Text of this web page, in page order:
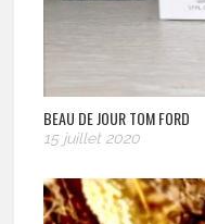
BEAU DE JOUR TOM FORD
15 juillet 2020